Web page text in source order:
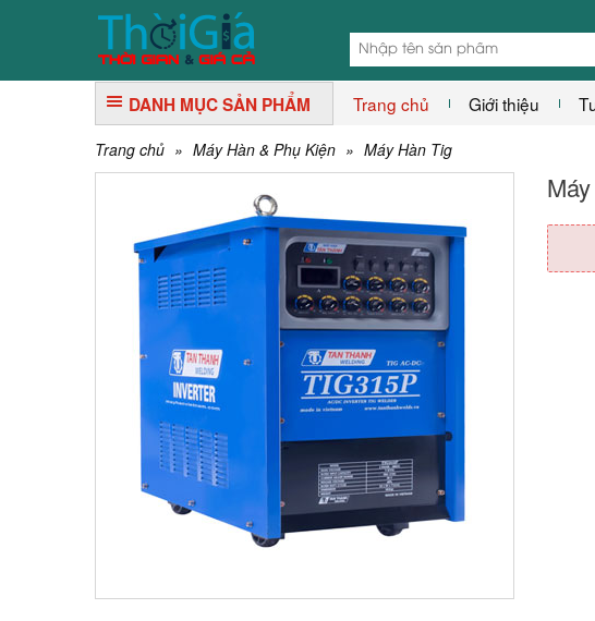
DANH MỤC SẢN PHẨM Trang chủ Giới thiệu
Trang chủ » Máy Hàn & Phụ Kiện » Máy Hàn Tig